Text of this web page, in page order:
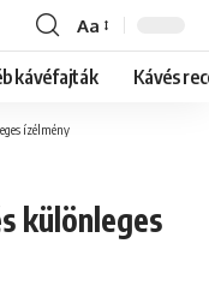
Font
Resizer
Aa
kávéfajták Kávés
ízélmény
különleges